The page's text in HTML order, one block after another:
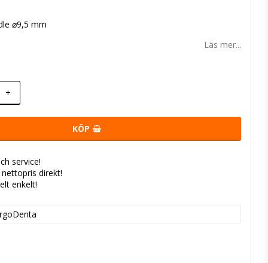
⌀9,5 mm
Läs mer...
+
KÖP
service!
nettopris direkt!
enkelt!